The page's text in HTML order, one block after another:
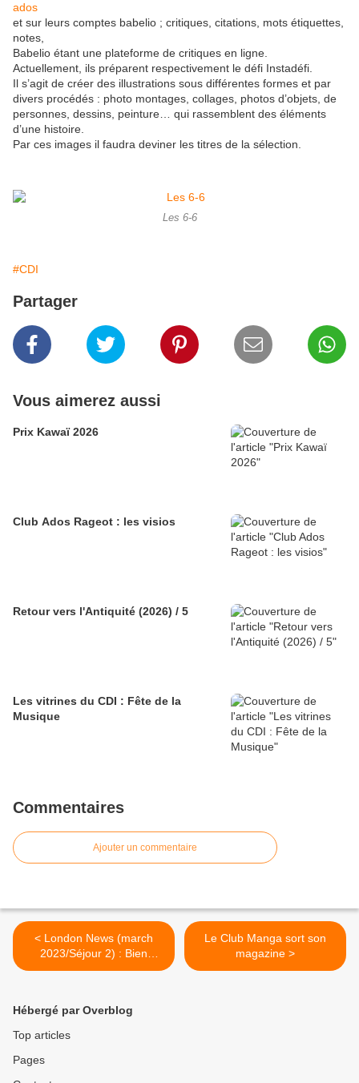
ados
et sur leurs comptes babelio ; critiques, citations, mots étiquettes,
notes,
Babelio étant une plateforme de critiques en ligne.
Actuellement, ils préparent respectivement le défi Instadéfi.
Il s’agit de créer des illustrations sous différentes formes et par
divers procédés : photo montages, collages, photos d’objets, de
personnes, dessins, peinture… qui rassemblent des éléments
d’une histoire.
Par ces images il faudra deviner les titres de la sélection.
Les 6-6
#CDI
Partager
Vous aimerez aussi
Prix Kawaï 2026
Club Ados Rageot : les visios
Retour vers l'Antiquité (2026) / 5
Les vitrines du CDI : Fête de la
Musique
Commentaires
Ajouter un commentaire
< London News (march
2023/Séjour 2) : Bien
arrivés
Le Club Manga sort son
magazine >
Hébergé par Overblog
Top articles
Pages